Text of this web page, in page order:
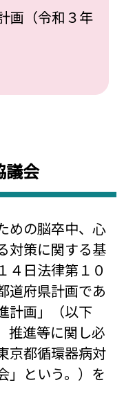
画（令和３年
議会
めの脳卒中、心
対策に関する基
４日法律第１０
道府県計画であ
計画」（以下
推進等に関し必
京都循環器病対
」という。）を